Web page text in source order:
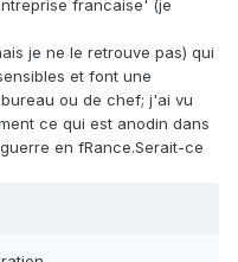
francaise' (je
je ne le retrouve pas) qui
et font une
ou de chef; j'ai vu
ce qui est anodin dans
en fRance.Serait-ce